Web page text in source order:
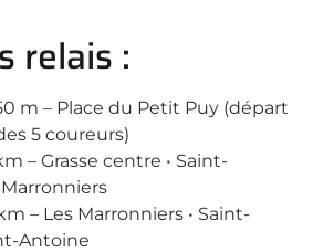
relais :
m – Place du Petit Puy (départ
5 coureurs)
– Grasse centre • Saint-
Marronniers
– Les Marronniers • Saint-
Antoine